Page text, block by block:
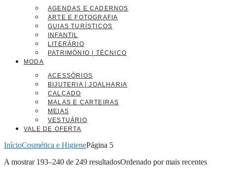
AGENDAS E CADERNOS
ARTE E FOTOGRAFIA
GUIAS TURÍSTICOS
INFANTIL
LITERÁRIO
PATRIMÓNIO | TÉCNICO
MODA
ACESSÓRIOS
BIJUTERIA | JOALHARIA
CALÇADO
MALAS E CARTEIRAS
MEIAS
VESTUÁRIO
VALE DE OFERTA
InícioCosmética e HigienePágina 5
A mostrar 193–240 de 249 resultadosOrdenado por mais recentes